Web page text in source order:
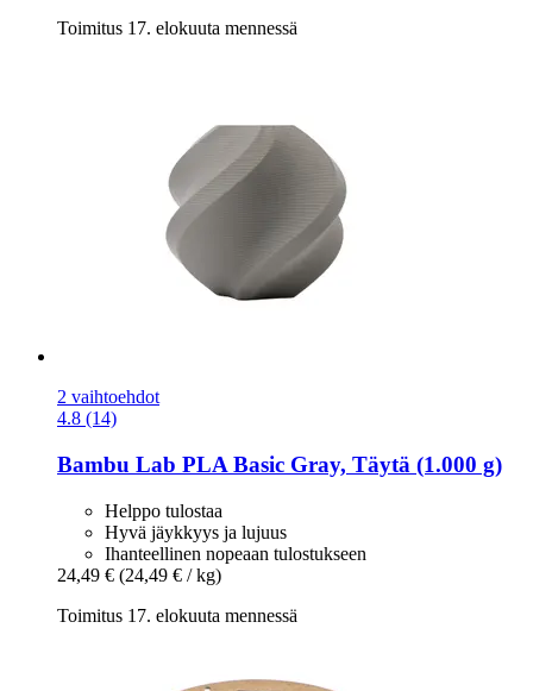
Toimitus 17. elokuuta mennessä
2 vaihtoehdot
4.8 (14)
Bambu Lab PLA Basic Gray, Täytä (1.000 g)
Helppo tulostaa
Hyvä jäykkyys ja lujuus
Ihanteellinen nopeaan tulostukseen
24,49 € (24,49 € / kg)
Toimitus 17. elokuuta mennessä